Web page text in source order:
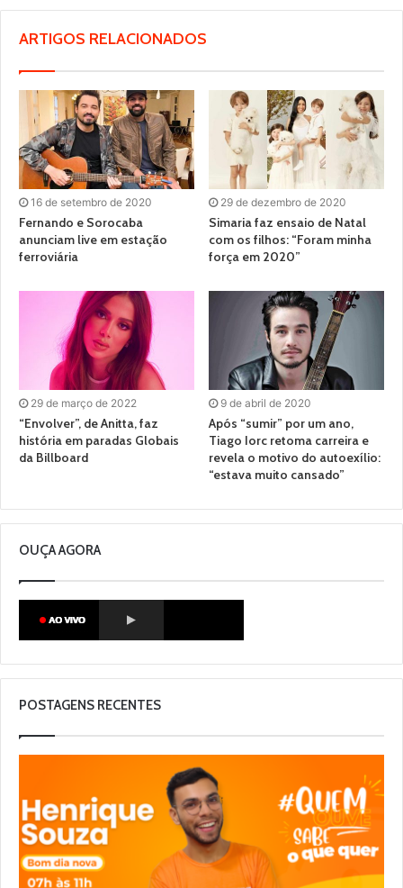
ARTIGOS RELACIONADOS
16 de setembro de 2020
Fernando e Sorocaba
anunciam live em estação
ferroviária
29 de dezembro de 2020
Simaria faz ensaio de Natal
com os filhos: “Foram minha
força em 2020”
29 de março de 2022
“Envolver”, de Anitta, faz
história em paradas Globais
da Billboard
9 de abril de 2020
Após “sumir” por um ano,
Tiago Iorc retoma carreira e
revela o motivo do autoexílio:
“estava muito cansado”
OUÇA AGORA
POSTAGENS RECENTES